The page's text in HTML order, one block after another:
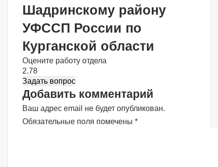
Шадринскому району
УФССП России по
Курганской области
Оцените работу отдела
2.78
Задать вопрос
Добавить комментарий
Ваш адрес email не будет опубликован.
Обязательные поля помечены *